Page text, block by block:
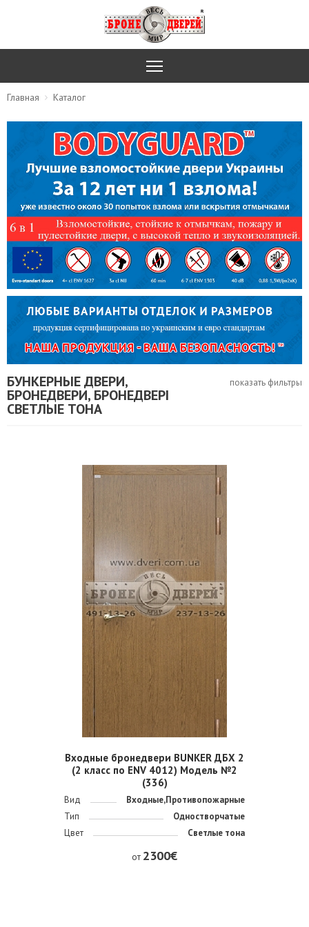
Главная Каталог
БУНКЕРНЫЕ ДВЕРИ,
БРОНЕДВЕРИ, БРОНЕДВЕРІ
СВЕТЛЫЕ ТОНА
показать фильтры
Входные бронедвери BUNKER ДБХ 2
(2 класс по ENV 4012) Модель №2
(336)
Вид
Входные,Противопожарные
Тип
Одностворчатые
Цвет
Светлые тона
от 2300€